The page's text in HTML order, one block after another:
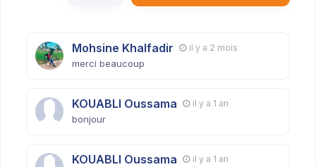
Mohsine Khalfadir il y a 2 mois
merci beaucoup
KOUABLI Oussama il y a 1 an
bonjour
KOUABLI Oussama il y a 1 an